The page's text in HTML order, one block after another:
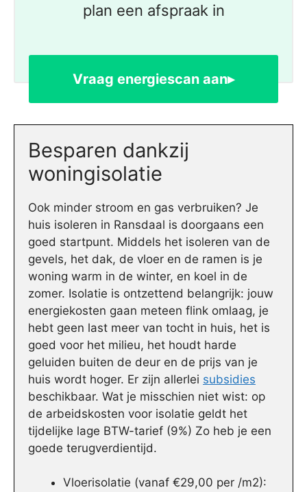
plan een afspraak in
Vraag energiescan aan▸
Besparen dankzij
woningisolatie
Ook minder stroom en gas verbruiken? Je
huis isoleren in Ransdaal is doorgaans een
goed startpunt. Middels het isoleren van de
gevels, het dak, de vloer en de ramen is je
woning warm in de winter, en koel in de
zomer. Isolatie is ontzettend belangrijk: jouw
energiekosten gaan meteen flink omlaag, je
hebt geen last meer van tocht in huis, het is
goed voor het milieu, het houdt harde
geluiden buiten de deur en de prijs van je
huis wordt hoger. Er zijn allerlei subsidies
beschikbaar. Wat je misschien niet wist: op
de arbeidskosten voor isolatie geldt het
tijdelijke lage BTW-tarief (9%) Zo heb je een
goede terugverdientijd.
Vloerisolatie (vanaf €29,00 per /m2):